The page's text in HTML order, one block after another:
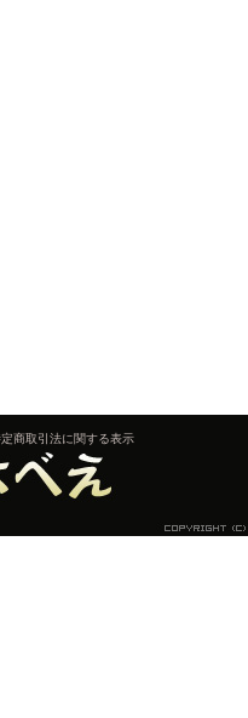
商取引法に関する表示